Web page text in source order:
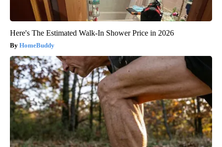
Here's The Estimated Walk-In Shower Price in 2026
HomeBuddy